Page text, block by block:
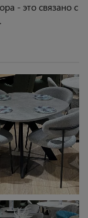
- это связано с